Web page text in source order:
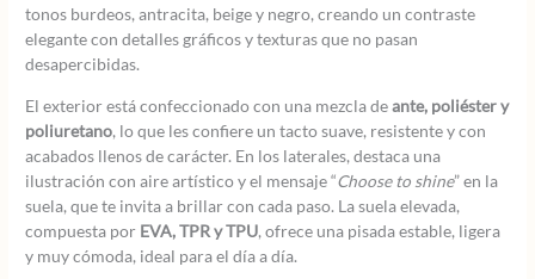
tonos burdeos, antracita, beige y negro, creando un contraste
elegante con detalles gráficos y texturas que no pasan
desapercibidas.
El exterior está confeccionado con una mezcla deante, poliéster y
poliuretano, lo que les confiere un tacto suave, resistente y con
acabados llenos de carácter. En los laterales, destaca una
ilustración con aire artístico y el mensaje “Choose to shine” en la
suela, que te invita a brillar con cada paso. La suela elevada,
compuesta por EVA, TPR y TPU, ofrece una pisada estable, ligera
y muy cómoda, ideal para el día a día.